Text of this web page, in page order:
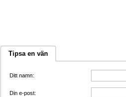
Tipsa en vän
Ditt namn:
Din e-post: